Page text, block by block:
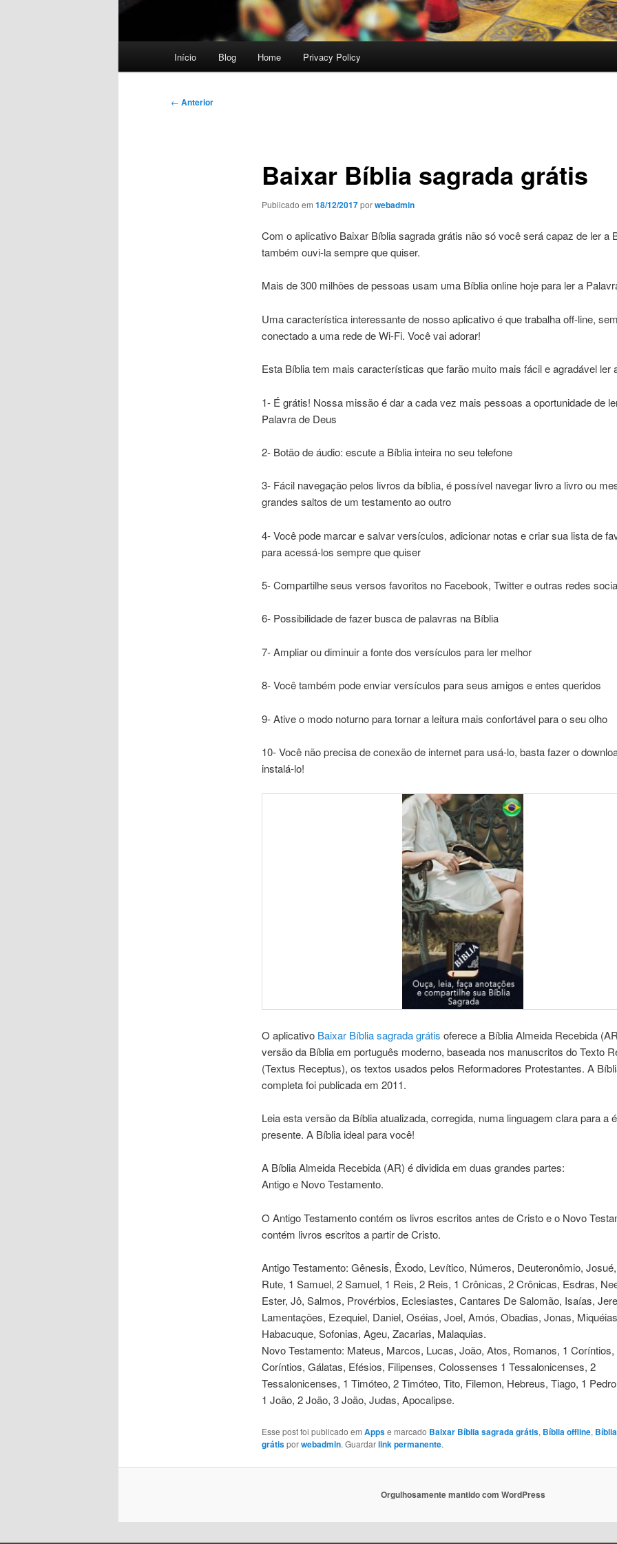
Início Blog Home Privacy Policy
Navegação
← Anterior
Baixar Bíblia sagrada grátis
Publicado em 18/12/2017porwebadmin
Com o aplicativo Baixar Bíblia sagrada grátis não só você será capaz de ler a
também ouvi-la sempre que quiser.
Mais de 300 milhões de pessoas usam uma Bíblia online hoje para ler a
Uma característica interessante de nosso aplicativo é que trabalha off-line,
conectado a uma rede de Wi-Fi. Você vai adorar!
Esta Bíblia tem mais características que farão muito mais fácil e agradável ler
1- É grátis! Nossa missão é dar a cada vez mais pessoas a oportunidade de
Palavra de Deus
2- Botão de áudio: escute a Bíblia inteira no seu telefone
3- Fácil navegação pelos livros da bíblia, é possível navegar livro a livro ou
grandes saltos de um testamento ao outro
4- Você pode marcar e salvar versículos, adicionar notas e criar sua lista de
para acessá-los sempre que quiser
5- Compartilhe seus versos favoritos no Facebook, Twitter e outras redes
6- Possibilidade de fazer busca de palavras na Bíblia
7- Ampliar ou diminuir a fonte dos versículos para ler melhor
8- Você também pode enviar versículos para seus amigos e entes queridos
9- Ative o modo noturno para tornar a leitura mais confortável para o seu olho
10- Você não precisa de conexão de internet para usá-lo, basta fazer o
instalá-lo!
O aplicativo Baixar Bíblia sagrada grátis oferece a Bíblia Almeida Recebida
versão da Bíblia em português moderno, baseada nos manuscritos do Texto
(Textus Receptus), os textos usados pelos Reformadores Protestantes. A
completa foi publicada em 2011.
Leia esta versão da Bíblia atualizada, corregida, numa linguagem clara para a
presente. A Bíblia ideal para você!
A Bíblia Almeida Recebida (AR) é dividida em duas grandes partes:
Antigo e Novo Testamento.
O Antigo Testamento contém os livros escritos antes de Cristo e o Novo
contém livros escritos a partir de Cristo.
Antigo Testamento: Gênesis, Êxodo, Levítico, Números, Deuteronômio,
Rute, 1 Samuel, 2 Samuel, 1 Reis, 2 Reis, 1 Crônicas, 2 Crônicas, Esdras,
Ester, Jô, Salmos, Provérbios, Eclesiastes, Cantares De Salomão, Isaías,
Lamentações, Ezequiel, Daniel, Oséias, Joel, Amós, Obadias, Jonas,
Habacuque, Sofonias, Ageu, Zacarias, Malaquias.
Novo Testamento: Mateus, Marcos, Lucas, João, Atos, Romanos, 1 Coríntios,
Coríntios, Gálatas, Efésios, Filipenses, Colossenses 1 Tessalonicenses, 2
Tessalonicenses, 1 Timóteo, 2 Timóteo, Tito, Filemon, Hebreus, Tiago, 1
1 João, 2 João, 3 João, Judas, Apocalipse.
Esse post foi publicado em Appse marcado Baixar Bíblia sagrada grátis, Bíblia offline,
grátisporwebadmin. Guardarlink permanente.
Orgulhosamente mantido com WordPress